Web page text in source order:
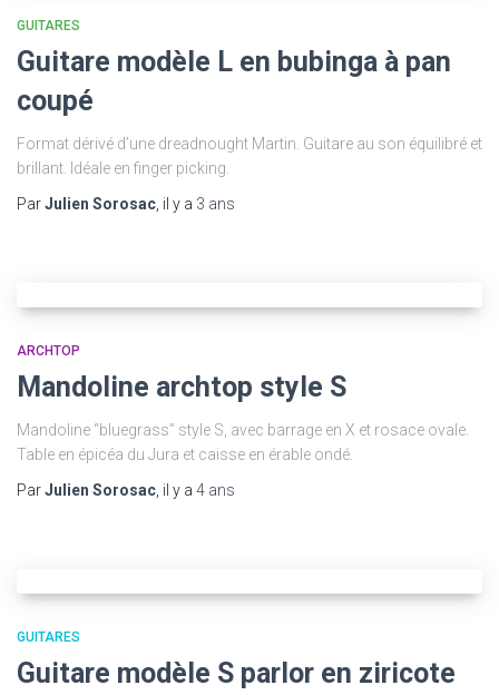
GUITARES
Guitare modèle L en bubinga à pan
coupé
Format dérivé d’une dreadnought Martin. Guitare au son équilibré et
brillant. Idéale en finger picking.
ParJulien Sorosac, il y a 3 ans
ARCHTOP
Mandoline archtop style S
Mandoline “bluegrass” style S, avec barrage en X et rosace ovale.
Table en épicéa du Jura et caisse en érable ondé.
ParJulien Sorosac, il y a 4 ans
GUITARES
Guitare modèle S parlor en ziricote